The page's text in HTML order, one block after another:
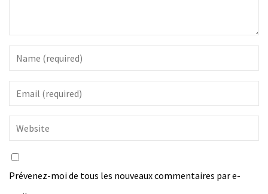
Prévenez-moi de tous les nouveaux commentaires par e-